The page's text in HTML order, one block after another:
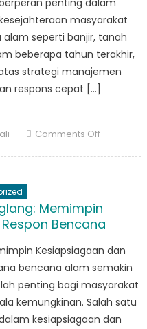
Dedikasi
penting dalam
masyarakat
seperti banjir, tanah
beberapa tahun terakhir,
strategi manajemen
respons cepat […]
Comments Offon
Dekat
Strategi
Memimpin
Bencana
Kesiapsiagaan dan
bencana alam semakin
penting bagi masyarakat
kemungkinan. Salah satu
kesiapsiagaan dan